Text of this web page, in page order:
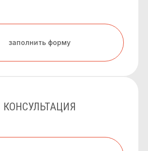
заполнить форму
КОНСУЛЬТАЦИЯ